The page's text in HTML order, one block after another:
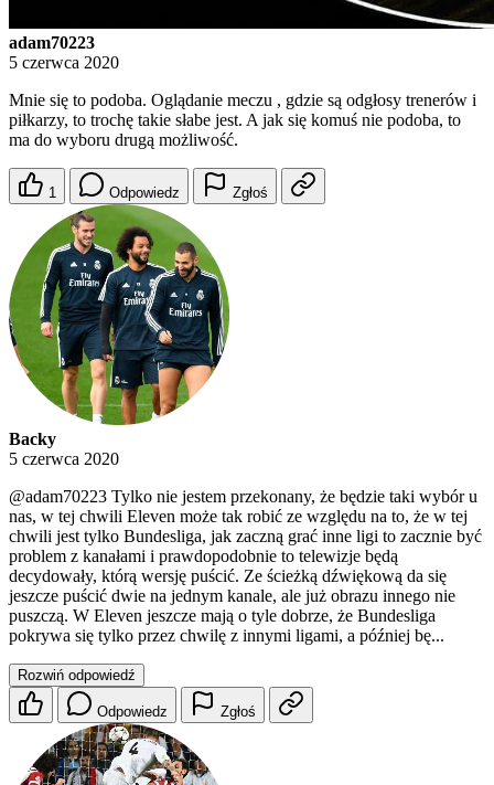
adam70223
5 czerwca 2020
Mnie się to podoba. Oglądanie meczu , gdzie są odgłosy trenerów i
piłkarzy, to trochę takie słabe jest. A jak się komuś nie podoba, to
ma do wyboru drugą możliwość.
1 Odpowiedz Zgłoś
Backy
5 czerwca 2020
@adam70223 Tylko nie jestem przekonany, że będzie taki wybór u
nas, w tej chwili Eleven może tak robić ze względu na to, że w tej
chwili jest tylko Bundesliga, jak zaczną grać inne ligi to zacznie być
problem z kanałami i prawdopodobnie to telewizje będą
decydowały, którą wersję puścić. Ze ścieżką dźwiękową da się
jeszcze puścić dwie na jednym kanale, ale już obrazu innego nie
puszczą. W Eleven jeszcze mają o tyle dobrze, że Bundesliga
pokrywa się tylko przez chwilę z innymi ligami, a później bę...
Rozwiń odpowiedź
Odpowiedz Zgłoś